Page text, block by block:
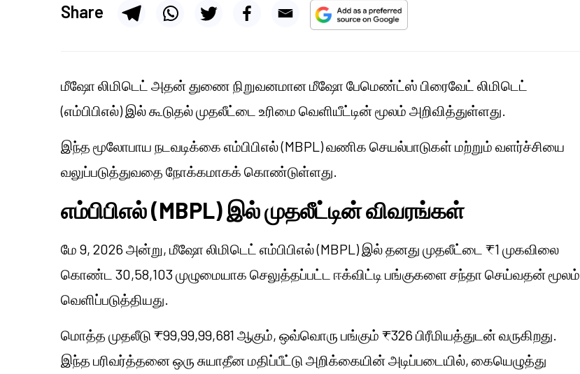
Share
மீஷோ லிமிடெட் அதன் துணை நிறுவனமானமீஷோ பேமெண்ட்ஸ் பிரைவேட் லிமிடெட்
(எம்பிபிஎல்) இல் கூடுதல் முதலீட்டை உரிமை வெளியீட்டின் மூலம் அறிவித்துள்ளது.
இந்த மூலோபாய நடவடிக்கை எம்பிபிஎல் (MBPL) வணிக செயல்பாடுகள் மற்றும் வளர்ச்சியை
வலுப்படுத்துவதை நோக்கமாகக் கொண்டுள்ளது.
எம்பிபிஎல் (MBPL) இல் முதலீட்டின் விவரங்கள்
மே 9, 2026 அன்று, மீஷோ லிமிடெட் எம்பிபிஎல் (MBPL) இல் தனது முதலீட்டை ₹1 முகவிலை
கொண்ட 30,58,103 முழுமையாக செலுத்தப்பட்ட ஈக்விட்டி பங்குகளை சந்தா செய்வதன் மூலம்
வெளிப்படுத்தியது.
மொத்த முதலீடு ₹99,99,99,681 ஆகும், ஒவ்வொரு பங்கும் ₹326 பிரீமியத்துடன் வருகிறது.
இந்த பரிவர்த்தனை ஒரு சுயாதீன மதிப்பீட்டு அறிக்கையின் அடிப்படையில், கையெழுத்து